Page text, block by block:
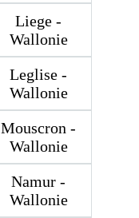
Liege -
Wallonie
Leglise -
Wallonie
Mouscron -
Wallonie
Namur -
Wallonie